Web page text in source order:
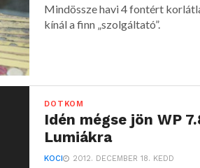
Mindössze havi 4 fontért
kínál a finn „szolgáltató”.
DOTKOM
Idén mégse jön WP
Lumiákra
KOCI 2012. DECEMBER 18. KEDD